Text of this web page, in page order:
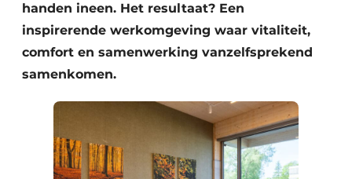
handen ineen. Het resultaat? Een
inspirerende werkomgeving waar vitaliteit,
comfort en samenwerking vanzelfsprekend
samenkomen.